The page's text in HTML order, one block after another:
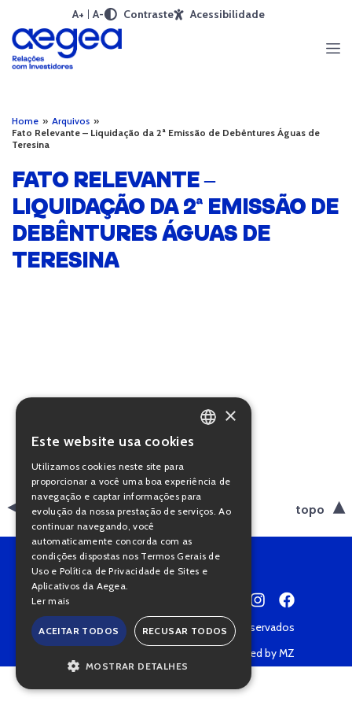
A+ A- Contraste Acessibilidade
Home » Arquivos »
Fato Relevante – Liquidação da 2ª Emissão de Debêntures Águas de
Teresina
FATO RELEVANTE –
LIQUIDAÇÃO DA 2ª EMISSÃO DE
DEBÊNTURES ÁGUAS DE
TERESINA
voltar topo
Copyright © 2022 • Todos os direitos reservados
Powered by MZ
PORTUGUESE
×
Este website usa cookies
Utilizamos cookies neste site para
proporcionar a você uma boa experiência de
navegação e captar informações para
evolução da nossa prestação de serviços. Ao
continuar navegando, você
automaticamente concorda com as
condições dispostas nos Termos Gerais de
Uso e Política de Privacidade de Sites e
Aplicativos da Aegea.
Ler mais
ACEITAR TODOS RECUSAR TODOS
MOSTRAR DETALHES